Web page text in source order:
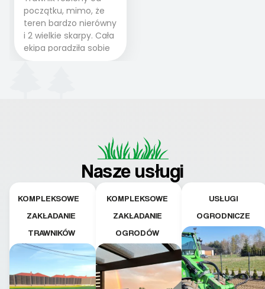
początku, mimo, że
teren bardzo nierówny
i 2 wielkie skarpy. Cała
ekipa poradziła sobie
WSPANIALE od
pielęgnacji trawnika
teraz i na późniejszym
etapie jest dużym
plusem. Teraz razem
z dzieckiem i małym
pięknym trawnikiem :)
A trawa robi efekt
WOW. Polecam firmę
Nasze usługi
KOMPLEKSOWE
ZAKŁADANIE
TRAWNIKÓW
KOMPLEKSOWE
ZAKŁADANIE
OGRODÓW
USŁUGI
OGRODNICZE